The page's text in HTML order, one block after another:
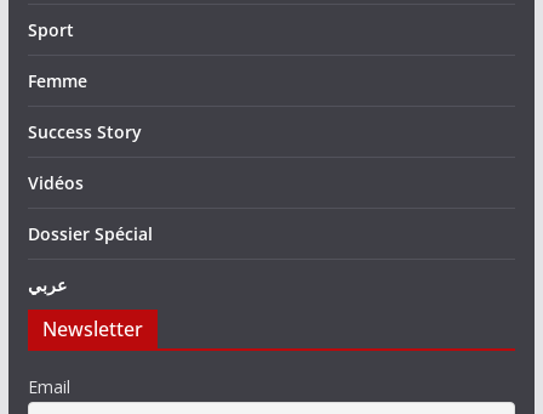
Sport
Femme
Success Story
Vidéos
Dossier Spécial
عربي
Newsletter
Email